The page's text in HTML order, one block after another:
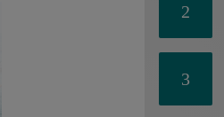
2
3